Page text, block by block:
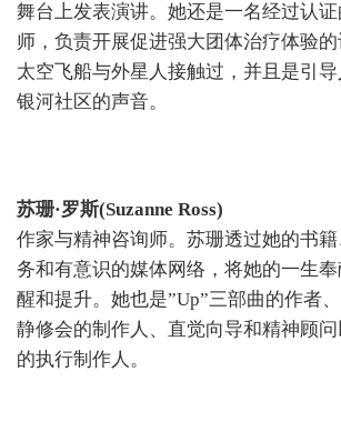
舞台上发表演讲。她还是一名经过认
师，负责开展促进强大团体治疗体验
太空飞船与外星人接触过，并且是引
银河社区的声音。
苏珊·罗斯(Suzanne Ross)
作家与精神咨询师。苏珊透过她的书
务和有意识的媒体网络，将她的一生
醒和提升。她也是”Up”三部曲的作者
静修会的制作人、直觉向导和精神顾问
的执行制作人。